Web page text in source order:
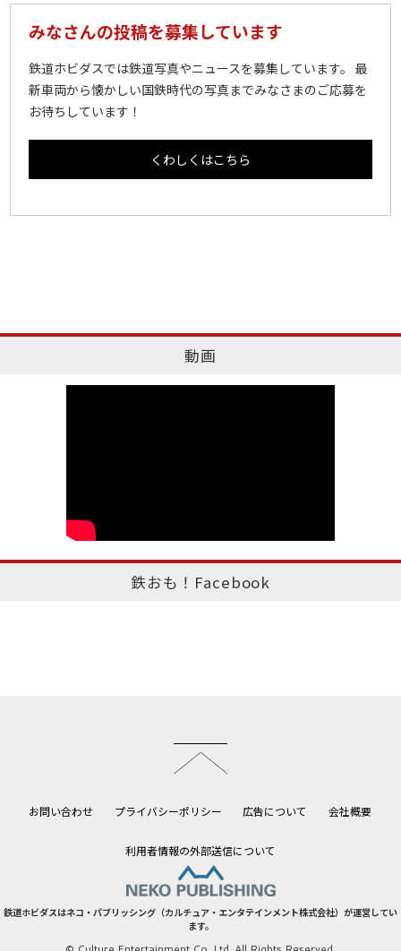
みなさんの投稿を募集しています
鉄道ホビダスでは鉄道写真やニュースを募集しています。 最
新車両から懐かしい国鉄時代の写真までみなさまのご応募を
お待ちしています！
くわしくはこちら
動画
鉄おも！Facebook
お問い合わせ プライバシーポリシー 広告について 会社概要
利用者情報の外部送信について
鉄道ホビダスはネコ・パブリッシング（カルチュア・エンタテインメント株式会社）が運営してい
ます。